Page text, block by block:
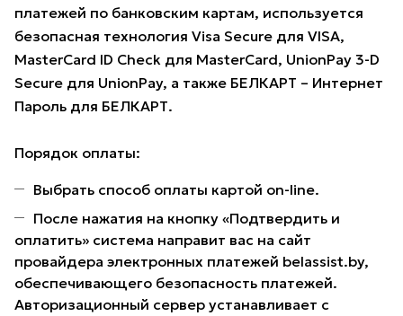
платежей по банковским картам, используется
безопасная технология Visa Secure для VISA,
MasterCard ID Check для MasterCard, UnionPay 3-D
Secure для UnionPay, а также БЕЛКАРТ – Интернет
Пароль для БЕЛКАРТ.
Порядок оплаты:
Выбрать способ оплаты картой on-line.
После нажатия на кнопку «Подтвердить и
оплатить» система направит вас на сайт
провайдера электронных платежей belassist.by,
обеспечивающего безопасность платежей.
Авторизационный сервер устанавливает с